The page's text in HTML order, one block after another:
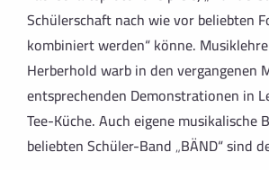
Schülerschaft nach wie vor beliebten
kombiniert werden“ könne.
Herberhold warb in den vergangenen
entsprechenden Demonstrationen in
Tee-Küche. Auch eigene musikalische
beliebten Schüler-Band „BÄND“ sind